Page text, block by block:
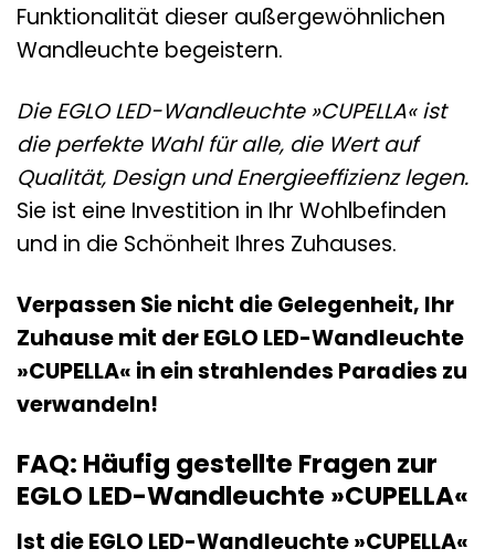
Funktionalität dieser außergewöhnlichen
Wandleuchte begeistern.
Die EGLO LED-Wandleuchte »CUPELLA« ist
die perfekte Wahl für alle, die Wert auf
Qualität, Design und Energieeffizienz legen.
Sie ist eine Investition in Ihr Wohlbefinden
und in die Schönheit Ihres Zuhauses.
Verpassen Sie nicht die Gelegenheit, Ihr
Zuhause mit der EGLO LED-Wandleuchte
»CUPELLA« in ein strahlendes Paradies zu
verwandeln!
FAQ: Häufig gestellte Fragen zur
EGLO LED-Wandleuchte »CUPELLA«
Ist die EGLO LED-Wandleuchte »CUPELLA«